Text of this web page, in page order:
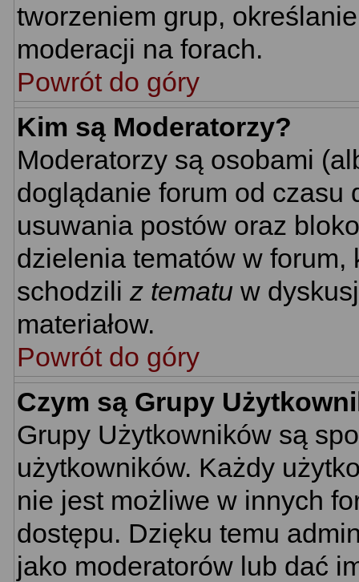
tworzeniem grup,
moderacji na forach.
Powrót do góry
Kim są Moderatorzy?
Moderatorzy są osobami
doglądanie forum od czasu
usuwania postów oraz
dzielenia tematów w
schodzili z tematu w
materiałow.
Powrót do góry
Czym są Grupy
Grupy Użytkowników są
użytkowników. Każdy
nie jest możliwe w innych
dostępu. Dzięku temu
jako moderatorów lub dać